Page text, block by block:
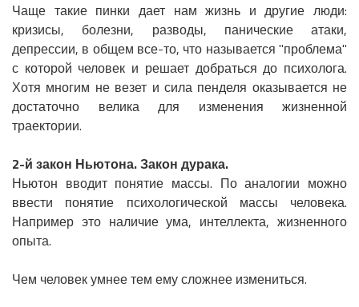
Чаще такие пинки дает нам жизнь и другие люди:
кризисы, болезни, разводы, панические атаки,
депрессии, в общем все-то, что называется "проблема"
с которой человек и решает добраться до психолога.
Хотя многим не везет и сила пенделя оказывается не
достаточно велика для изменения жизненной
траектории.
2-й закон Ньютона. Закон дурака.
Ньютон вводит понятие массы. По аналогии можно
ввести понятие психологической массы человека.
Например это наличие ума, интеллекта, жизненного
опыта.
Чем человек умнее тем ему сложнее измениться.